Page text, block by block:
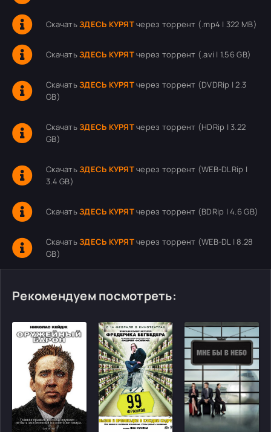
СкачатьЗДЕСЬ КУРЯТчерез торрент (.mp4 | 322 MB)
СкачатьЗДЕСЬ КУРЯТчерез торрент (.avi | 1.56 GB)
СкачатьЗДЕСЬ КУРЯТчерез торрент (DVDRip | 2.3
GB)
СкачатьЗДЕСЬ КУРЯТчерез торрент (HDRip | 3.22
GB)
СкачатьЗДЕСЬ КУРЯТчерез торрент (WEB-DLRip |
3.4 GB)
СкачатьЗДЕСЬ КУРЯТчерез торрент (BDRip | 4.6 GB)
СкачатьЗДЕСЬ КУРЯТчерез торрент (WEB-DL | 8.28
GB)
Рекомендуем посмотреть: